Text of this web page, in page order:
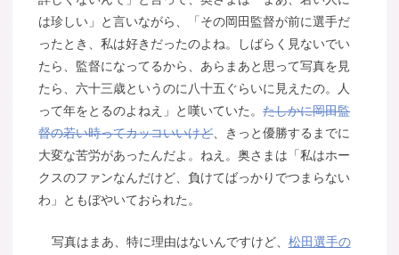
は珍しい」と言いながら、「その岡田監督が前に選手だ
ったとき、私は好きだったのよね。しばらく見ないでい
たら、監督になってるから、あらまあと思って写真を見
たら、六十三歳というのに八十五ぐらいに見えたの。人
って年をとるのよねえ」と嘆いていた。たしかに岡田監
督の若い時ってカッコいいけど、きっと優勝するまでに
大変な苦労があったんだよ。ねえ。奥さまは「私はホー
クスのファンなんだけど、負けてばっかりでつまらない
わ」ともぼやいておられた。
写真はまあ、特に理由はないんですけど、 松田選手の